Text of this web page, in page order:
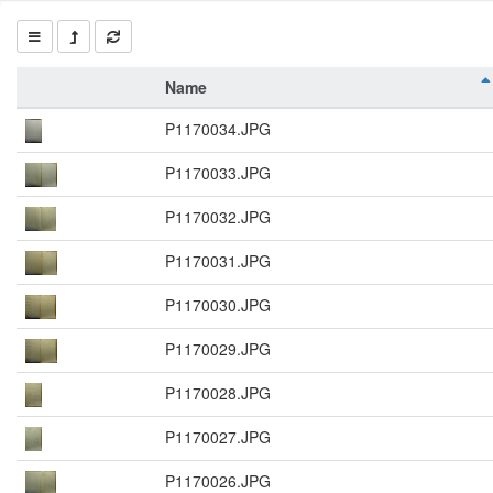
Name
P1170034.JPG
P1170033.JPG
P1170032.JPG
P1170031.JPG
P1170030.JPG
P1170029.JPG
P1170028.JPG
P1170027.JPG
P1170026.JPG